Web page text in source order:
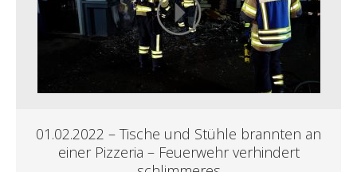
01.02.2022 – Tische und Stühle brannten an
einer Pizzeria – Feuerwehr verhindert